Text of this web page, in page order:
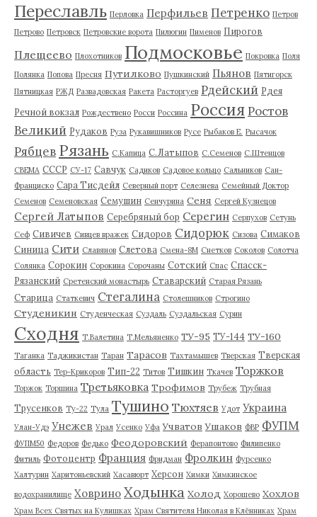
Переславль Перловка Перфильев Петренко Петров
Петрово Петровск Петровские ворота Пилюгин Пименов Пирогов
Плещеево Плохотников Подмосковье Покровка Поля
Полянка Попова Пресня Путилково Пушкинский Пьянов Пятигорск
Пятницкая РЖД Развадовская Ракета Расторгуев Рдейский Рдея
Речной вокзал Рождествено Росси Россина Россия Ростов
Великий Рудаков Руза Рукавишников Русе Рыбаков Е. Рысачок
Рябцев Рязань С.Капица С.Латыпов С.Семенов С.Штенцов
СВЕМА СССР СУ-17 Савчук Садиков Садовое кольцо Сальников Сан-
Франциско Сара Тисдейл Северный порт Селезнева Семейный Доктор
Семенов Семеновская Семушин Сенчурина Сеня Сергей Кузнецов
Сергей Латыпов Серебряный бор Серегин Серпухов Сетунь
Сеф Сивичев Сивцев вражек Сидоров Сидорюк Сизова Симаков
Синица Сити Славянов Слетова Смена-8М Снетков Соколов Солотча
Солянка Сорокин Сорокина Сорочаны Сотский Спас Спасск-
Рязанский Сретенский монастырь Ставарский Старая Рязань
Старица Статкевич Стегалина Столешников Строгино
Студеникин Студенческая Суздаль Суздальская Сурин
Сходня Т.Валетина Т.Мельяненко ТУ-95 ТУ-144 ТУ-160
Таганка Таджикистан Таран Тарасов Тахтамышев Тверская Тверская
область Тер-Крикоров Тип-22 Титов Тишкин Ткачев Торжков
Торжок Торшина Третьяковка Трофимов Трубеж Трубная
Трусенков Ту-22 Тула Тушино Тюхтяев Удот Украина
Улан-Удэ Унежев Урал Усенко Уфа Учватов Ушаков ФВР ФУПМ
ФУПМ50 Федоров Федько Феодоровский Ферапонтово Филипенко
Фитиль Фотоцентр Франция Фридман Фролкин Фурсенко
Халтурин Харитоньевский Хасавюрт Херсон Химки Химкинское
водохранилище Ховрино Ходынка Холод Хорошево Хохлов
Храм Всех Святых на Кулишках Храм Святителя Николая в Клённиках Храм